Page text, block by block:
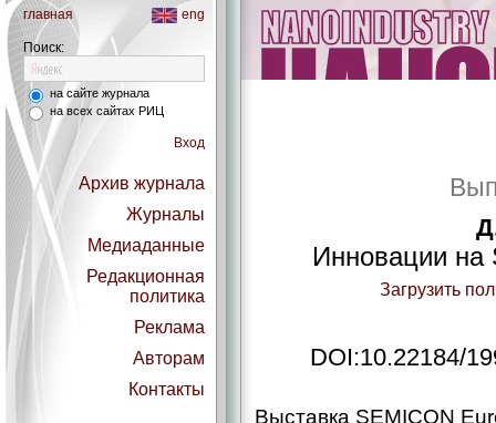
главная eng
Поиск:
на сайте журнала
на всех сайтах РИЦ
Вход
Архив журнала
Журналы
Медиаданные
Редакционная
политика
Реклама
Авторам
Контакты
Инновации на
Загрузить
DOI:10.22184/
Выставка SEMICON